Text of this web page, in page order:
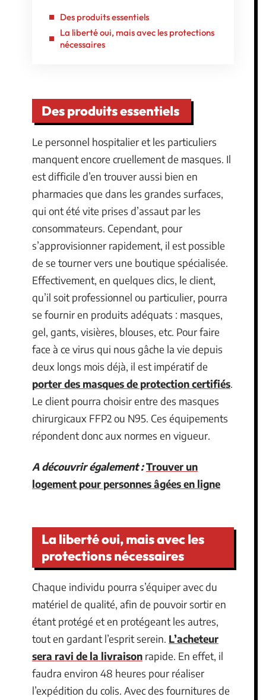
Des produits essentiels
La liberté oui, mais avec les protections
nécessaires
Des produits essentiels
Le personnel hospitalier et les particuliers
manquent encore cruellement de masques. Il
est difficile d’en trouver aussi bien en
pharmacies que dans les grandes surfaces,
qui ont été vite prises d’assaut par les
consommateurs. Cependant, pour
s’approvisionner rapidement, il est possible
de se tourner vers une boutique spécialisée.
Effectivement, en quelques clics, le client,
qu’il soit professionnel ou particulier, pourra
se fournir en produits adéquats : masques,
gel, gants, visières, blouses, etc. Pour faire
face à ce virus qui nous gâche la vie depuis
deux longs mois déjà, il est impératif de
porter des masques de protection certifiés.
Le client pourra choisir entre des masques
chirurgicaux FFP2 ou N95. Ces équipements
répondent donc aux normes en vigueur.
A découvrir également :Trouver un
logement pour personnes âgées en ligne
La liberté oui, mais avec les
protections nécessaires
Chaque individu pourra s’équiper avec du
matériel de qualité, afin de pouvoir sortir en
étant protégé et en protégeant les autres,
tout en gardant l’esprit serein. L’acheteur
sera ravi de la livraison rapide. En effet, il
faudra environ 48 heures pour réaliser
l’expédition du colis. Avec des fournitures de